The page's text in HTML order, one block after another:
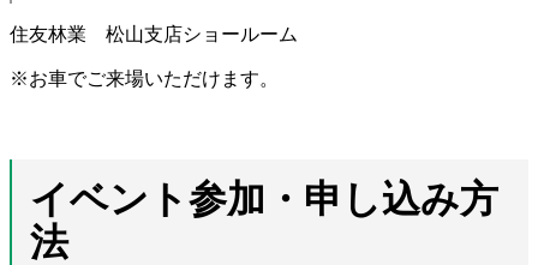
住友林業 松山支店ショールーム
※お車でご来場いただけます。
イベント参加・申し込み方
法